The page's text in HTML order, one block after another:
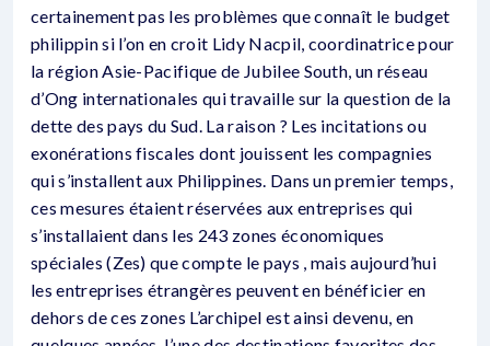
certainement pas les problèmes que connaît le budget
philippin si l’on en croit Lidy Nacpil, coordinatrice pour
la région Asie-Pacifique de Jubilee South, un réseau
d’Ong internationales qui travaille sur la question de la
dette des pays du Sud. La raison ? Les incitations ou
exonérations fiscales dont jouissent les compagnies
qui s’installent aux Philippines. Dans un premier temps,
ces mesures étaient réservées aux entreprises qui
s’installaient dans les 243 zones économiques
spéciales (Zes) que compte le pays , mais aujourd’hui
les entreprises étrangères peuvent en bénéficier en
dehors de ces zones L’archipel est ainsi devenu, en